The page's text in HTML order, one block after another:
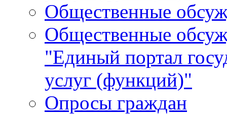
Общественные
Общественные
"Единый портал
услуг (функций)"
Опросы граждан